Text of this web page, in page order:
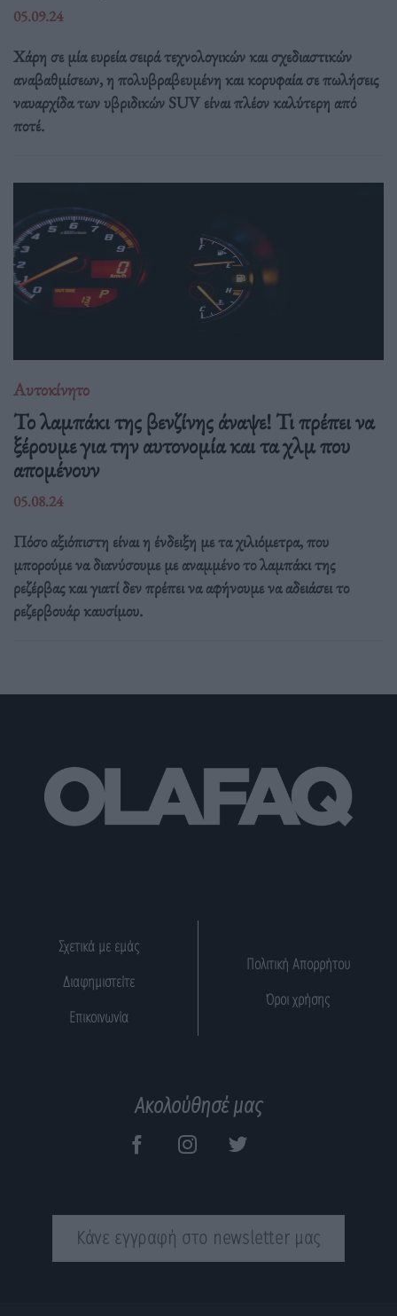
05.09.24
Χάρη σε μία ευρεία σειρά τεχνολογικών και σχεδιαστικών
αναβαθμίσεων, η πολυβραβευμένη και κορυφαία σε πωλήσεις
ναυαρχίδα των υβριδικών SUV είναι πλέον καλύτερη από
ποτέ.
Αυτοκίνητο
Το λαμπάκι της βενζίνης άναψε! Τι πρέπει να
ξέρουμε για την αυτονομία και τα χλμ που
απομένουν
05.08.24
Πόσο αξιόπιστη είναι η ένδειξη με τα χιλιόμετρα, που
μπορούμε να διανύσουμε με αναμμένο το λαμπάκι της
ρεζέρβας και γιατί δεν πρέπει να αφήνουμε να αδειάσει το
ρεζερβουάρ καυσίμου.
Σχετικά με εμάς
Διαφημιστείτε
Επικοινωνία
Πολιτική Απορρήτου
Όροι χρήσης
Ακολούθησέ μας
Κάνε εγγραφή στο newsletter μας